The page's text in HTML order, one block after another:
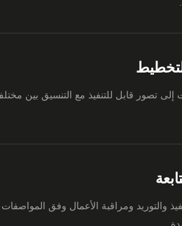
قابل للتنفيذ مع التنسيق بين مختلف
ومراقبة الأعمال وفق المواصفات